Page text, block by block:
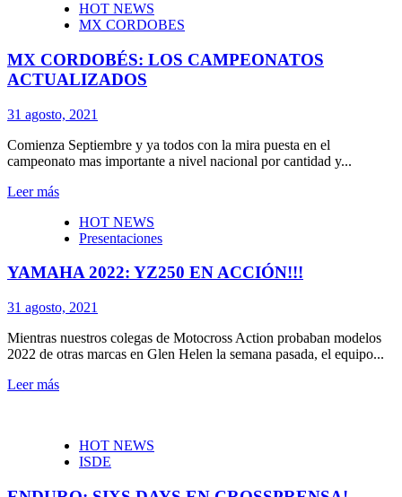
HOT NEWS
MX CORDOBES
MX CORDOBÉS: LOS CAMPEONATOS
ACTUALIZADOS
31 agosto, 2021
Comienza Septiembre y ya todos con la mira puesta en el
campeonato mas importante a nivel nacional por cantidad y...
Leer más
HOT NEWS
Presentaciones
YAMAHA 2022: YZ250 EN ACCIÓN!!!
31 agosto, 2021
Mientras nuestros colegas de Motocross Action probaban modelos
2022 de otras marcas en Glen Helen la semana pasada, el equipo...
Leer más
HOT NEWS
ISDE